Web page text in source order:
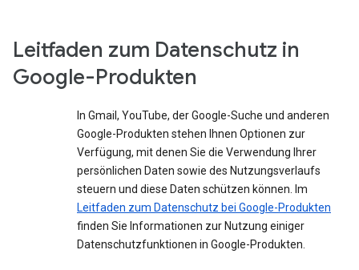
Leitfaden zum Datenschutz in
Google-Produkten
In Gmail, YouTube, der Google-Suche und anderen
Google-Produkten stehen Ihnen Optionen zur
Verfügung, mit denen Sie die Verwendung Ihrer
persönlichen Daten sowie des Nutzungsverlaufs
steuern und diese Daten schützen können. Im
Leitfaden zum Datenschutz bei Google-Produkten
finden Sie Informationen zur Nutzung einiger
Datenschutzfunktionen in Google-Produkten.